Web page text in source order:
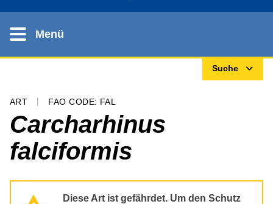
Menü
Suche
ART FAO CODE: FAL
Carcharhinus
falciformis
Diese Art ist gefährdet. Um den Schutz